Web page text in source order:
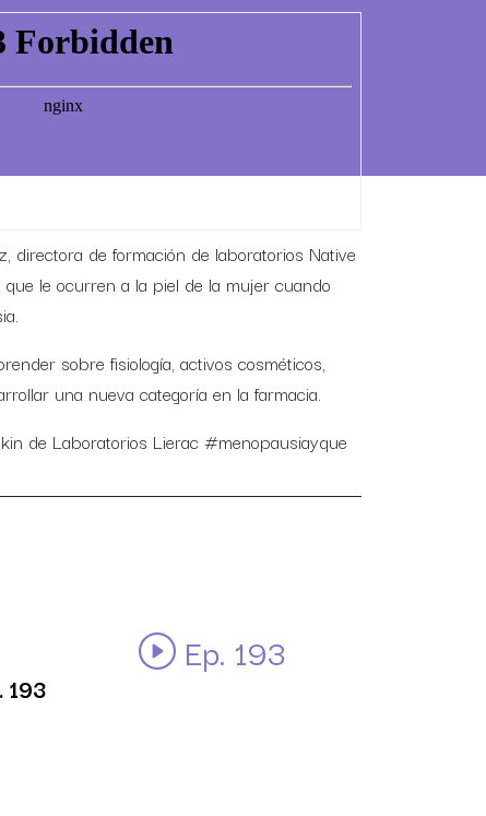
directora de formación de laboratorios Native
le ocurren a la piel de la mujer cuando
sobre fisiología, activos cosméticos,
una nueva categoría en la farmacia.
de Laboratorios Lierac #menopausiayque
Ep. 193
193